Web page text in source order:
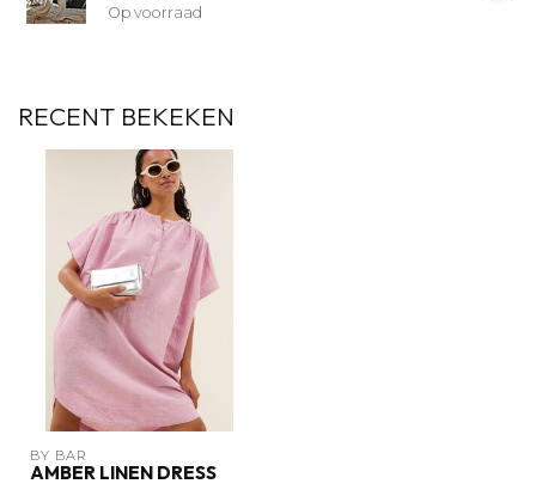
Op voorraad
RECENT BEKEKEN
BY BAR
AMBER LINEN DRESS